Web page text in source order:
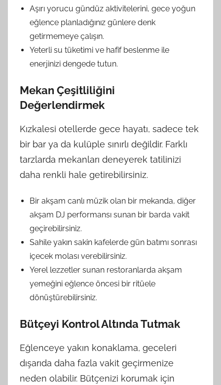
Aşırı yorucu gündüz aktivitelerini, gece yoğun
eğlence planladığınız günlere denk
getirmemeye çalışın.
Yeterli su tüketimi ve hafif beslenme ile
enerjinizi dengede tutun.
Mekan Çeşitliliğini
Değerlendirmek
Kızkalesi otellerde gece hayatı, sadece tek
bir bar ya da kulüple sınırlı değildir. Farklı
tarzlarda mekanları deneyerek tatilinizi
daha renkli hale getirebilirsiniz.
Bir akşam canlı müzik olan bir mekanda, diğer
akşam DJ performansı sunan bir barda vakit
geçirebilirsiniz.
Sahile yakın sakin kafelerde gün batımı sonrası
içecek molası verebilirsiniz.
Yerel lezzetler sunan restoranlarda akşam
yemeğini eğlence öncesi bir ritüele
dönüştürebilirsiniz.
Bütçeyi Kontrol Altında Tutmak
Eğlenceye yakın konaklama, geceleri
dışarıda daha fazla vakit geçirmenize
neden olabilir. Bütçenizi korumak için